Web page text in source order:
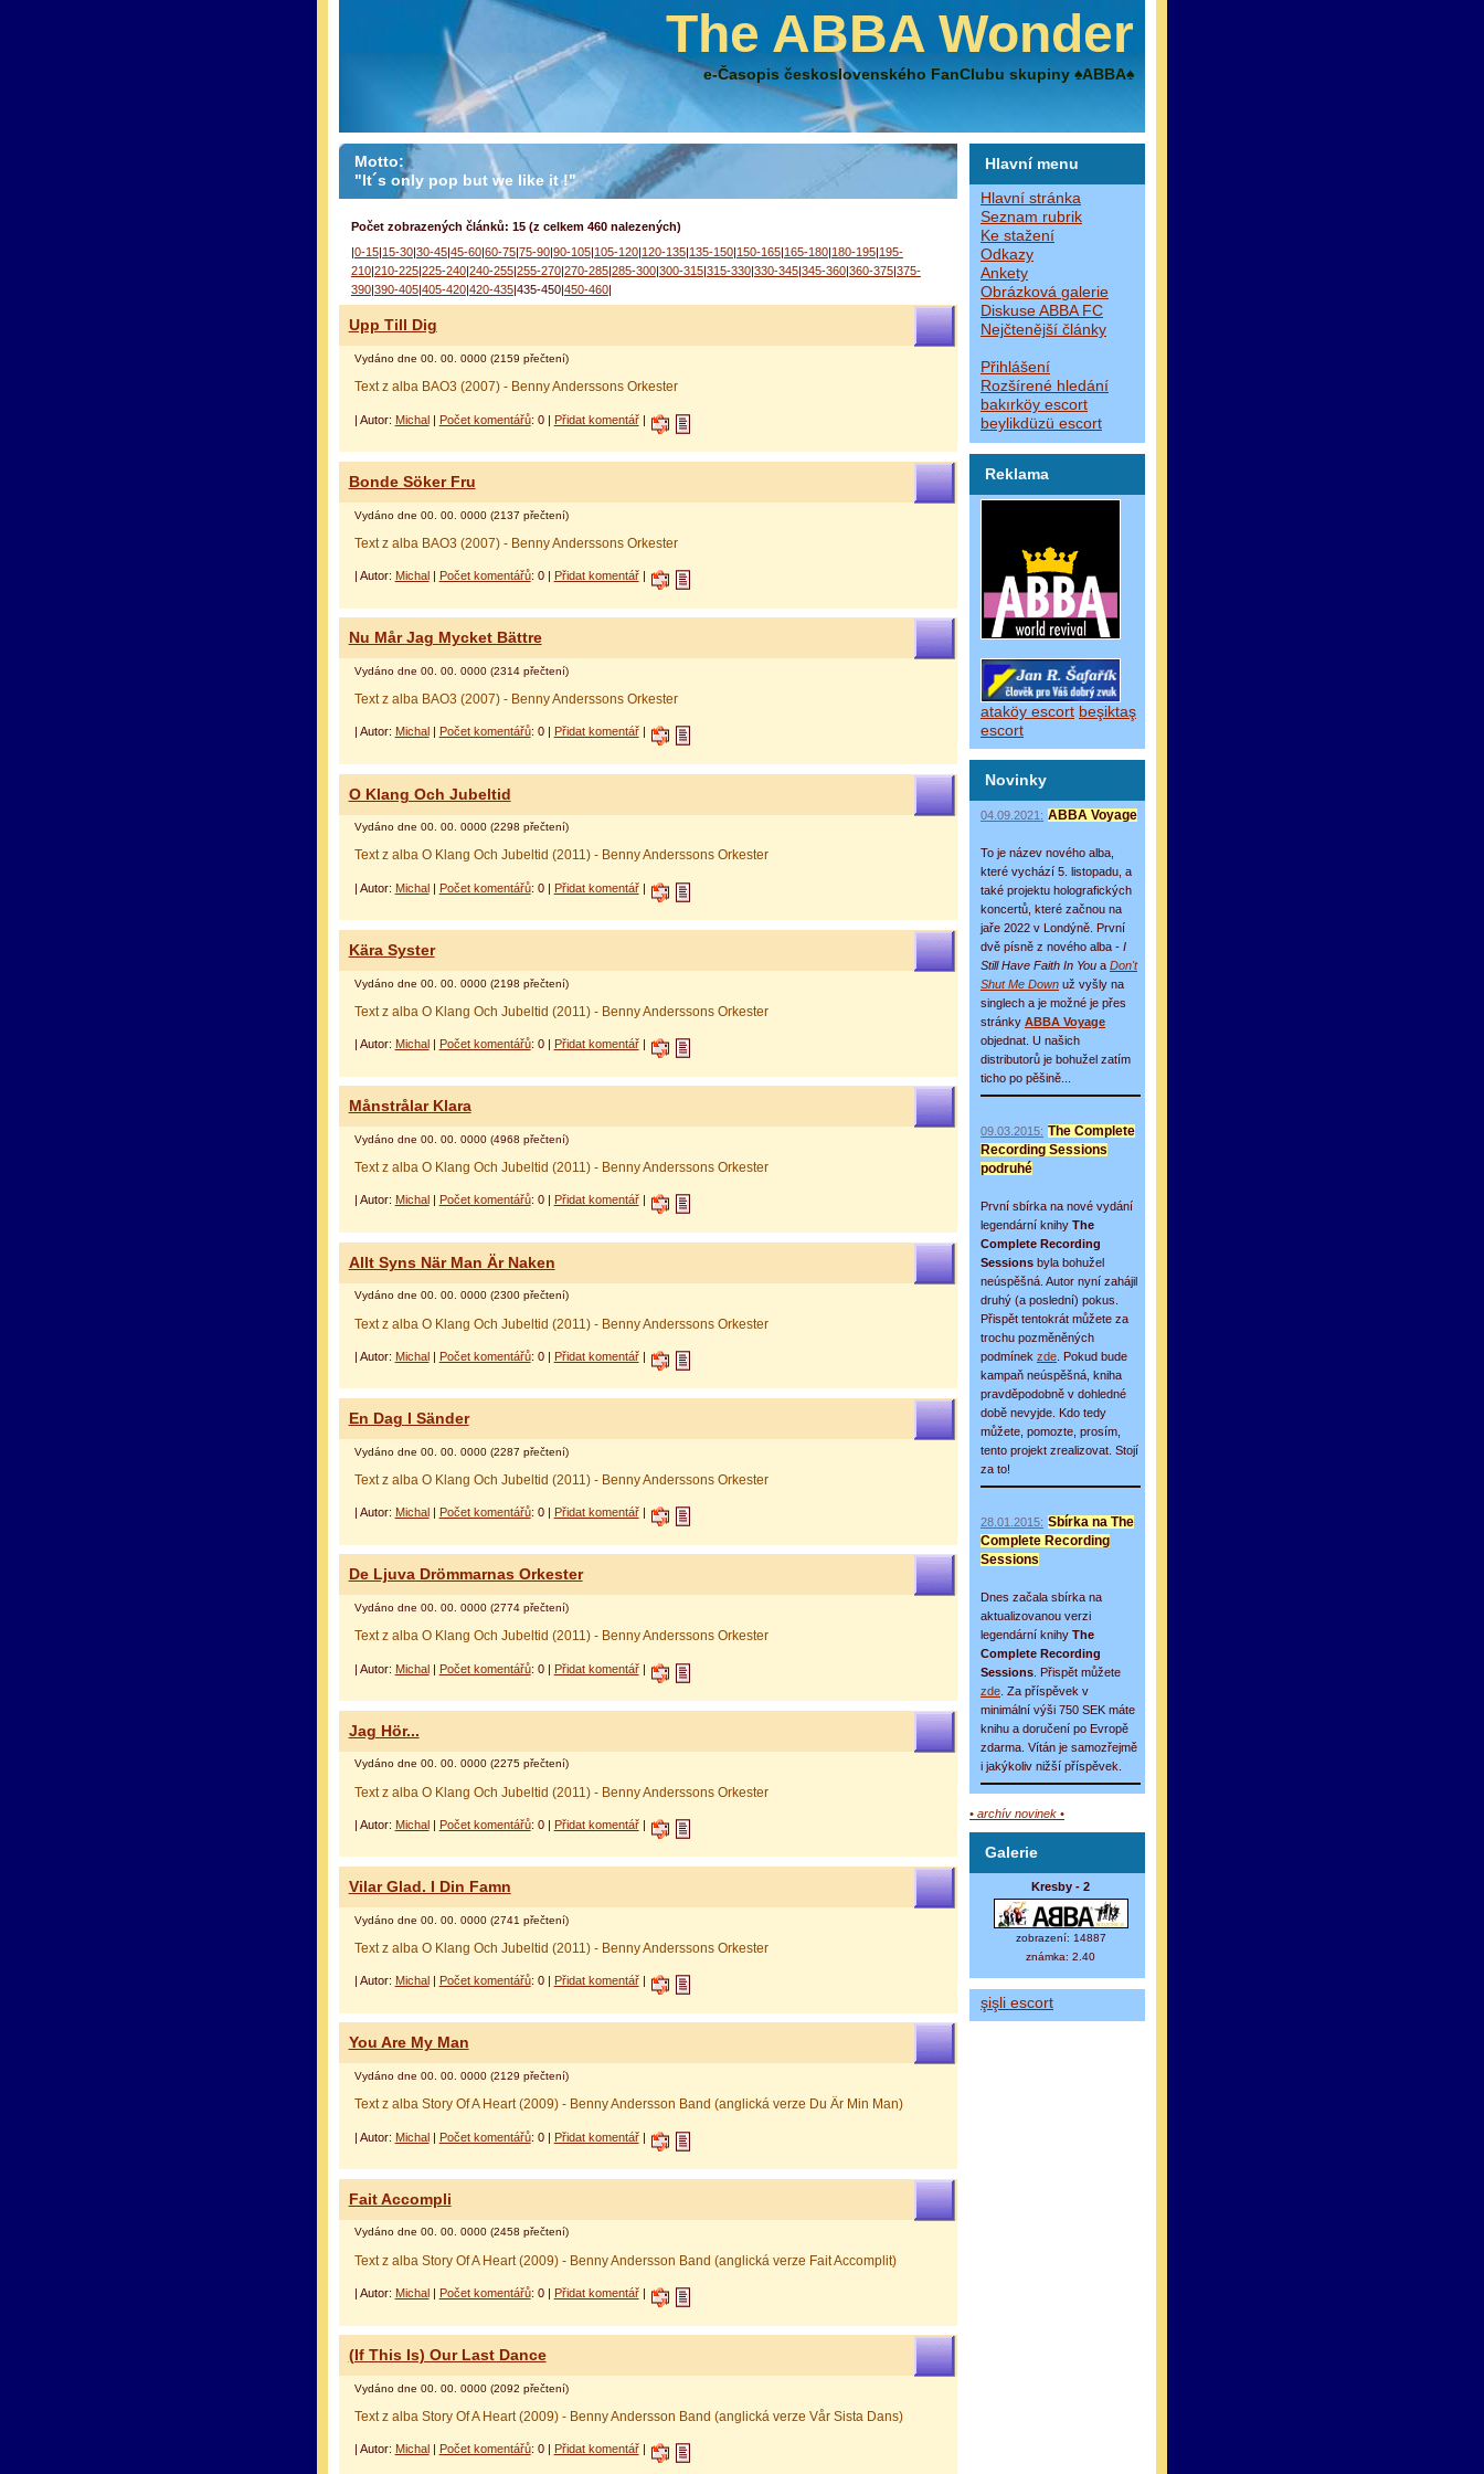
The ABBA Wonder
e-Časopis československého FanClubu skupiny ♠ABBA♠
Hlavní menu
Hlavní stránka
Seznam rubrik
Ke stažení
Odkazy
Ankety
Obrázková galerie
Diskuse ABBA FC
Nejčtenější články
Přihlášení
Rozšírené hledání
bakırköy escort
beylikdüzü escort
Reklama
ataköy escort beşiktaş
escort
Novinky
04.09.2021: ABBA Voyage
To je název nového alba,
které vychází 5. listopadu, a
také projektu holografických
koncertů, které začnou na
jaře 2022 v Londýně. První
dvě písně z nového alba - I
Still Have Faith In You a Don't
Shut Me Down už vyšly na
singlech a je možné je přes
stránky ABBA Voyage
objednat. U našich
distributorů je bohužel zatím
ticho po pěšině...
09.03.2015: The Complete
Recording Sessions
podruhé
První sbírka na nové vydání
legendární knihy The
Complete Recording
Sessions byla bohužel
neúspěšná. Autor nyní zahájil
druhý (a poslední) pokus.
Přispět tentokrát můžete za
trochu pozměněných
podmínek zde . Pokud bude
kampaň neúspěšná, kniha
pravděpodobně v dohledné
době nevyjde. Kdo tedy
můžete, pomozte, prosím,
tento projekt zrealizovat. Stojí
za to!
28.01.2015: Sbírka na The
Complete Recording
Sessions
Dnes začala sbírka na
aktualizovanou verzi
legendární knihy The
Complete Recording
Sessions . Přispět můžete
zde . Za příspěvek v
minimální výši 750 SEK máte
knihu a doručení po Evropě
zdarma. Vítán je samozřejmě
i jakýkoliv nižší příspěvek.
• archív novinek •
Galerie
Kresby - 2
zobrazení: 14887
známka: 2.40
альфа банк кредит наличными
оформление кредитной карты онлайн альфа банк
şişli escort
Motto:
"It´s only pop but we like it !"
Počet zobrazených článků: 15 (z celkem 460 nalezených)
0-15| 15-30| 30-45| 45-60| 60-75| 75-90| 90-105| 105-120| 120-135| 135-150| 150-165| 165-180| 180-195| 195-
210| 210-225| 225-240| 240-255| 255-270| 270-285| 285-300| 300-315| 315-330| 330-345| 345-360| 360-375| 375-
390| 390-405| 405-420| 420-435|435-450| 450-460|
Upp Till Dig
Vydáno dne 00. 00. 0000 (2159 přečtení)
Text z alba BAO3 (2007) - Benny Anderssons Orkester
| Autor: Michal| Počet komentářů: 0 | Přidat komentář|
Bonde Söker Fru
Vydáno dne 00. 00. 0000 (2137 přečtení)
Text z alba BAO3 (2007) - Benny Anderssons Orkester
| Autor: Michal| Počet komentářů: 0 | Přidat komentář|
Nu Mår Jag Mycket Bättre
Vydáno dne 00. 00. 0000 (2314 přečtení)
Text z alba BAO3 (2007) - Benny Anderssons Orkester
| Autor: Michal Počet komentářů: 0 | Přidat komentář|
O Klang Och Jubeltid
Vydáno dne 00. 00. 0000 (2298 přečtení)
Text z alba O Klang Och Jubeltid (2011) - Benny Anderssons Orkester
| Autor: Michal| Počet komentářů: 0 | Přidat komentář|
Kära Syster
Vydáno dne 00. 00. 0000 (2198 přečtení)
Text z alba O Klang Och Jubeltid (2011) - Benny Anderssons Orkester
| Autor: Michal| Počet komentářů: 0 | Přidat komentář|
Månstrålar Klara
Vydáno dne 00. 00. 0000 (4968 přečtení)
Text z alba O Klang Och Jubeltid (2011) - Benny Anderssons Orkester
| Autor: Michal Počet komentářů: 0 | Přidat komentář|
Allt Syns När Man Är Naken
Vydáno dne 00. 00. 0000 (2300 přečtení)
Text z alba O Klang Och Jubeltid (2011) - Benny Anderssons Orkester
| Autor: Michal| Počet komentářů: 0 | Přidat komentář|
En Dag I Sänder
Vydáno dne 00. 00. 0000 (2287 přečtení)
Text z alba O Klang Och Jubeltid (2011) - Benny Anderssons Orkester
| Autor: Michal| Počet komentářů: 0 | Přidat komentář|
De Ljuva Drömmarnas Orkester
Vydáno dne 00. 00. 0000 (2774 přečtení)
Text z alba O Klang Och Jubeltid (2011) - Benny Anderssons Orkester
| Autor: Michal| Počet komentářů: 0 | Přidat komentář|
Jag Hör...
Vydáno dne 00. 00. 0000 (2275 přečtení)
Text z alba O Klang Och Jubeltid (2011) - Benny Anderssons Orkester
| Autor: Michal| Počet komentářů: 0 | Přidat komentář|
Vilar Glad. I Din Famn
Vydáno dne 00. 00. 0000 (2741 přečtení)
Text z alba O Klang Och Jubeltid (2011) - Benny Anderssons Orkester
| Autor: Michal Počet komentářů: 0 | Přidat komentář|
You Are My Man
Vydáno dne 00. 00. 0000 (2129 přečtení)
Text z alba Story Of A Heart (2009) - Benny Andersson Band (anglická verze Du Är Min Man)
| Autor: Michal| Počet komentářů: 0 | Přidat komentář|
Fait Accompli
Vydáno dne 00. 00. 0000 (2458 přečtení)
Text z alba Story Of A Heart (2009) - Benny Andersson Band (anglická verze Fait Accomplit)
| Autor: Michal| Počet komentářů: 0 | Přidat komentář|
(If This Is) Our Last Dance
Vydáno dne 00. 00. 0000 (2092 přečtení)
Text z alba Story Of A Heart (2009) - Benny Andersson Band (anglická verze Vår Sista Dans)
| Autor: Michal Počet komentářů: 0 | Přidat komentář|